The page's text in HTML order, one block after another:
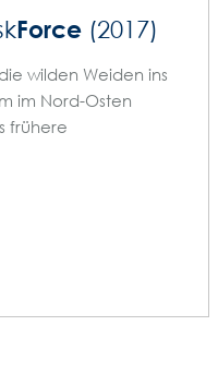
Force (2017)
wilden Weiden ins
im Nord-Osten
frühere